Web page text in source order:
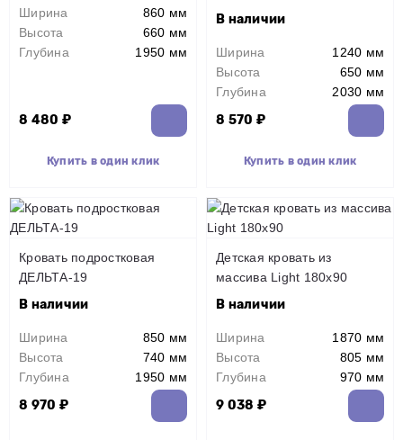
Ширина
860 мм
Высота
660 мм
Глубина
1950 мм
8 480 ₽
Купить в один клик
В наличии
Ширина
1240 мм
Высота
650 мм
Глубина
2030 мм
8 570 ₽
Купить в один клик
Кровать подростковая
ДЕЛЬТА-19
В наличии
Ширина
850 мм
Высота
740 мм
Глубина
1950 мм
8 970 ₽
Детская кровать из
массива Light 180х90
В наличии
Ширина
1870 мм
Высота
805 мм
Глубина
970 мм
9 038 ₽